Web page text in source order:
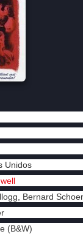
Unidos
Bernard
(B&W)